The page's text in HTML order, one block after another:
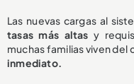
Las nuevas cargas al
tasas más altas y
muchas familias viven del
inmediato.